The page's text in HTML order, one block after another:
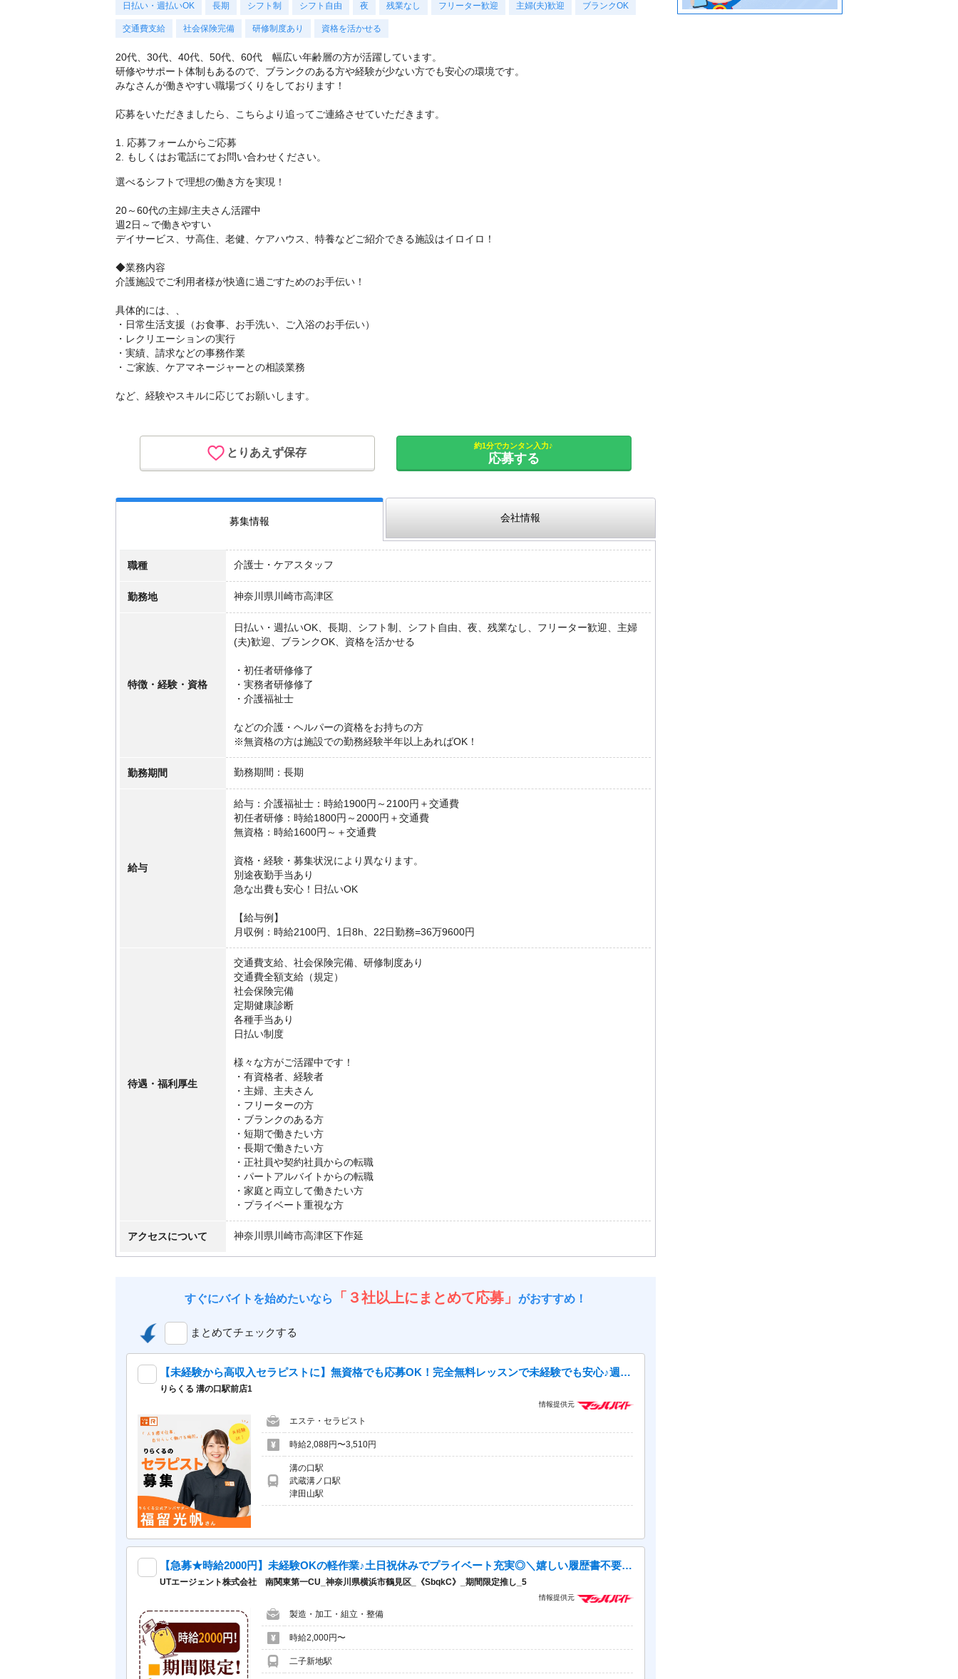
日払い・週払いOK 長期 シフト制 シフト自由 夜 残業なし フリーター歓迎 主婦(夫)歓迎 ブランクOK
交通費支給 社会保険完備 研修制度あり 資格を活かせる
20代、30代、40代、50代、60代 幅広い年齢層の方が活躍しています。
研修やサポート体制もあるので、ブランクのある方や経験が少ない方でも安心の環境です。
みなさんが働きやすい職場づくりをしております！
応募をいただきましたら、こちらより追ってご連絡させていただきます。
1. 応募フォームからご応募
2. もしくはお電話にてお問い合わせください。
選べるシフトで理想の働き方を実現！
20～60代の主婦/主夫さん活躍中
週2日～で働きやすい
デイサービス、サ高住、老健、ケアハウス、特養などご紹介できる施設はイロイロ！
◆業務内容
介護施設でご利用者様が快適に過ごすためのお手伝い！
具体的には、、
・日常生活支援（お食事、お手洗い、ご入浴のお手伝い）
・レクリエーションの実行
・実績、請求などの事務作業
・ご家族、ケアマネージャーとの相談業務
など、経験やスキルに応じてお願いします。
とりあえず保存
約1分でカンタン入力♪
応募する
募集情報 会社情報
職種 介護士・ケアスタッフ
勤務地 神奈川県川崎市高津区
特徴・経験・資格
日払い・週払いOK、長期、シフト制、シフト自由、夜、残業なし、フリーター歓迎、主婦
(夫)歓迎、ブランクOK、資格を活かせる
・初任者研修修了
・実務者研修修了
・介護福祉士
などの介護・ヘルパーの資格をお持ちの方
※無資格の方は施設での勤務経験半年以上あればOK！
勤務期間 勤務期間：長期
給与
給与：介護福祉士：時給1900円～2100円＋交通費
初任者研修：時給1800円～2000円＋交通費
無資格：時給1600円～＋交通費
資格・経験・募集状況により異なります。
別途夜勤手当あり
急な出費も安心！日払いOK
【給与例】
月収例：時給2100円、1日8h、22日勤務=36万9600円
待遇・福利厚生
交通費支給、社会保険完備、研修制度あり
交通費全額支給（規定）
社会保険完備
定期健康診断
各種手当あり
日払い制度
様々な方がご活躍中です！
・有資格者、経験者
・主婦、主夫さん
・フリーターの方
・ブランクのある方
・短期で働きたい方
・長期で働きたい方
・正社員や契約社員からの転職
・パートアルバイトからの転職
・家庭と両立して働きたい方
・プライベート重視な方
アクセスについて 神奈川県川崎市高津区下作延
すぐにバイトを始めたいなら 「３社以上にまとめて応募」 がおすすめ！
まとめてチェックする
【未経験から高収入セラピストに】無資格でも応募OK！完全無料レッスンで未経験でも安心♪週1日～1時間～OK！好きな時間に働ける♪60分最大3510円★週20時間以上入店できる方大歓迎♪
りらくる 溝の口駅前店1
情報提供元
エステ・セラピスト
時給2,088円〜3,510円
溝の口駅
武蔵溝ノ口駅
津田山駅
【急募★時給2000円】未経験OKの軽作業♪土日祝休みでプライベート充実◎＼嬉しい履歴書不要＆即勤務◎／今だけの期間限定案件！駅から無料送迎バスあり♪
UTエージェント株式会社 南関東第一CU_神奈川県横浜市鶴見区_《SbqkC》_期間限定推し_5
情報提供元
製造・加工・組立・整備
時給2,000円〜
二子新地駅